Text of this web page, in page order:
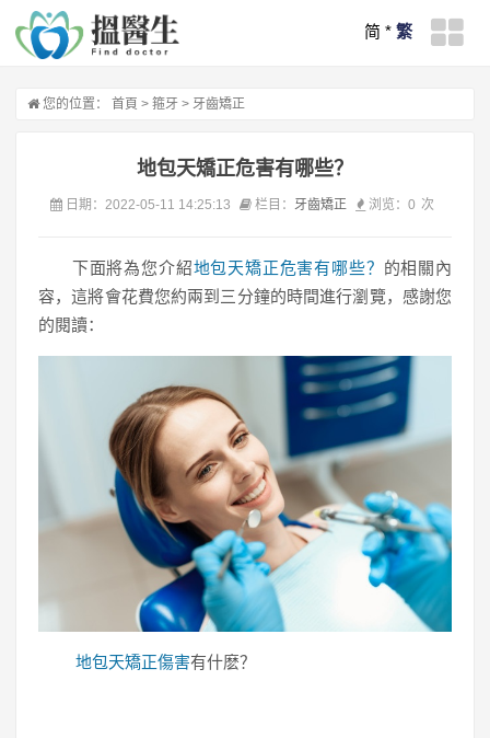
简 * 繁
您的位置： 首頁 > 箍牙 > 牙齒矯正
地包天矯正危害有哪些？
日期：2022-05-11 14:25:13 栏目： 牙齒矯正 浏览： 0 次
下面將為您介紹地包天矯正危害有哪些？ 的相關內
容，這將會花費您約兩到三分鐘的時間進行瀏覽，感謝您
的閱讀：
地包天矯正傷害有什麽？